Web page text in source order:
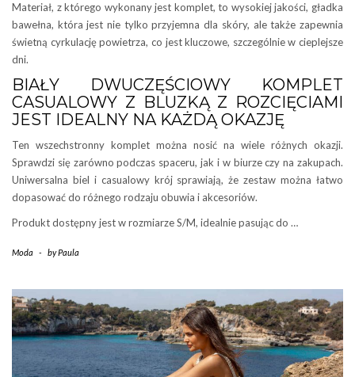
Materiał, z którego wykonany jest komplet, to wysokiej jakości, gładka
bawełna, która jest nie tylko przyjemna dla skóry, ale także zapewnia
świetną cyrkulację powietrza, co jest kluczowe, szczególnie w cieplejsze
dni.
BIAŁY DWUCZĘŚCIOWY KOMPLET
CASUALOWY Z BLUZKĄ Z ROZCIĘCIAMI
JEST IDEALNY NA KAŻDĄ OKAZJĘ
Ten wszechstronny komplet można nosić na wiele różnych okazji.
Sprawdzi się zarówno podczas spaceru, jak i w biurze czy na zakupach.
Uniwersalna biel i casualowy krój sprawiają, że zestaw można łatwo
dopasować do różnego rodzaju obuwia i akcesoriów.
Produkt dostępny jest w rozmiarze S/M, idealnie pasując do …
Moda - byPaula